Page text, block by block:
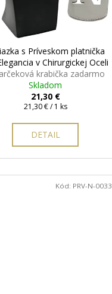
s Príveskom platnička
v Chirurgickej Oceli
krabička zadarmo
Skladom
21,30 €
Jednotková
21,30 € / 1 ks
DETAIL
Kód: PRV-N-0033